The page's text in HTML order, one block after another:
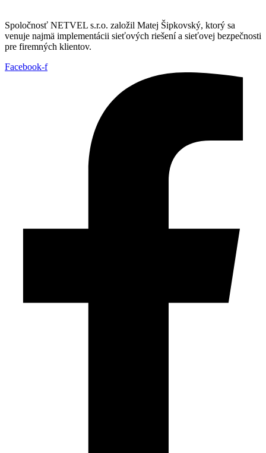
Spoločnosť NETVEL s.r.o. založil Matej Šipkovský, ktorý sa
venuje najmä implementácii sieťových riešení a sieťovej bezpečnosti
pre firemných klientov.
Facebook-f